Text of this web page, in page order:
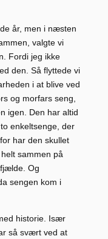
år, men i næsten
valgte vi
Fordi jeg ikke
den. Så flyttede vi
i at blive ved
og morfars seng,
igen. Den har altid
enkeltsenge, der
har den skullet
sammen på
Og
sengen kom i
historie. Især
så svært ved at